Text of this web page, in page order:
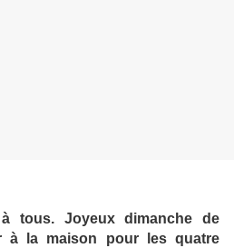
tous. Joyeux dimanche de
à la maison pour les quatre